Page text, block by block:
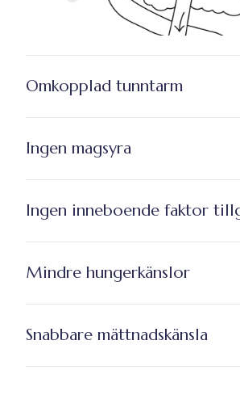
Omkopplad tunntarm
Ingen magsyra
Ingen inneboende faktor
Mindre hungerkänslor
Snabbare mättnadskänsla